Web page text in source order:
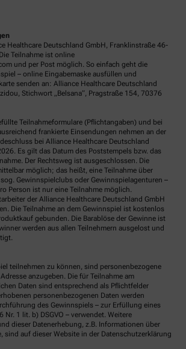
Healthcare Deutschland GmbH, Franklinstraße 46-
Teilnahme ist online
und per Post möglich. So einfach geht die
– online Eingabemaske ausfüllen und
senden an: Alliance Healthcare Deutschland
Stichwort „Belsana“, Pragstraße 154, 70376
Teilnahmeformulare (Pflichtangaben) und bei
frankierte Einsendungen nehmen an der
bei Alliance Healthcare Deutschland
Es gilt das Datum des Poststempels bzw. das
Der Rechtsweg ist ausgeschlossen. Die
möglich; das heißt, eine Teilnahme über
Gewinnspielclubs oder Gewinnspielagenturen –
Person ist nur eine Teilnahme möglich.
der Alliance Healthcare Deutschland GmbH
Die Teilnahme an dem Gewinnspiel ist kostenlos
gebunden. Die Barablöse der Gewinne ist
werden aus allen Teilnehmern ausgelost und
teilnehmen zu können, sind personenbezogene
anzugeben. Die für Teilnahme am
Daten sind entsprechend als Pflichtfelder
personenbezogenen Daten werden
des Gewinnspiels – zur Erfüllung eines
Nr. 1 lit. b) DSGVO – verwendet. Weitere
dieser Datenerhebung, z.B. Informationen über
sind auf dieser Website in der Datenschutzerklärung